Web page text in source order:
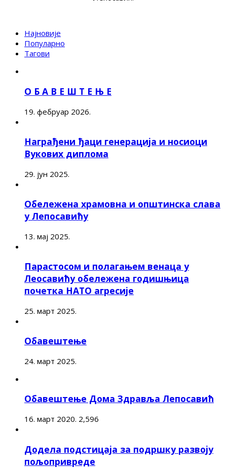
Најновије
Популарно
Тагови
О Б А В Е Ш Т Е Њ Е
19. фебруар 2026.
Награђени ђаци генерација и носиоци
Вукових диплома
29. јун 2025.
Обележена храмовна и општинска слава
у Лепосавићу
13. мај 2025.
Парастосом и полагањем венаца у
Леосавићу обележена годишњица
почетка НАТО агресије
25. март 2025.
Обавештење
24. март 2025.
Обавештење Дома Здравља Лепосавић
16. март 2020. 2,596
Додела подстицаја за подршку развоју
пољопривреде